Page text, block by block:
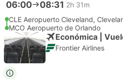
06:00 08:31 2h 31m
CLE Aeropuerto Cleveland,
MCO Aeropuerto de Orlando
Económica |
Frontier Airlines